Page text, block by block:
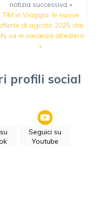
notizia successiva »
TIM in Viaggio: le nuove
di agosto 2025 che
va in vacanza all’estero
»
profili social
Seguici su
Youtube